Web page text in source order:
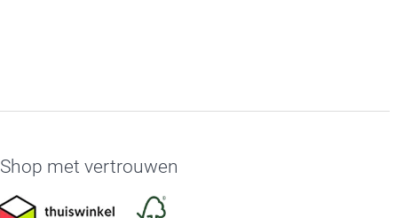
Shop met vertrouwen